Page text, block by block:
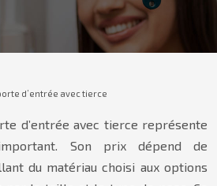
d’entrée avec tierce
d’entrée avec tierce représente
Son prix dépend de
du matériau choisi aux options